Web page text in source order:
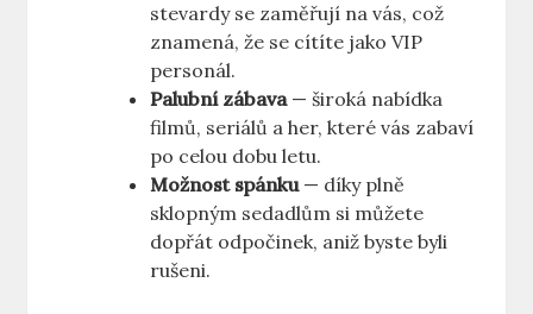
stevardy se zaměřují na vás, což
znamená, že se cítíte jako VIP
personál.
Palubní zábava— široká nabídka
filmů, seriálů a her, které vás zabaví
po celou dobu letu.
Možnost spánku— díky plně
sklopným sedadlům si můžete
dopřát odpočinek, aniž byste byli
rušeni.